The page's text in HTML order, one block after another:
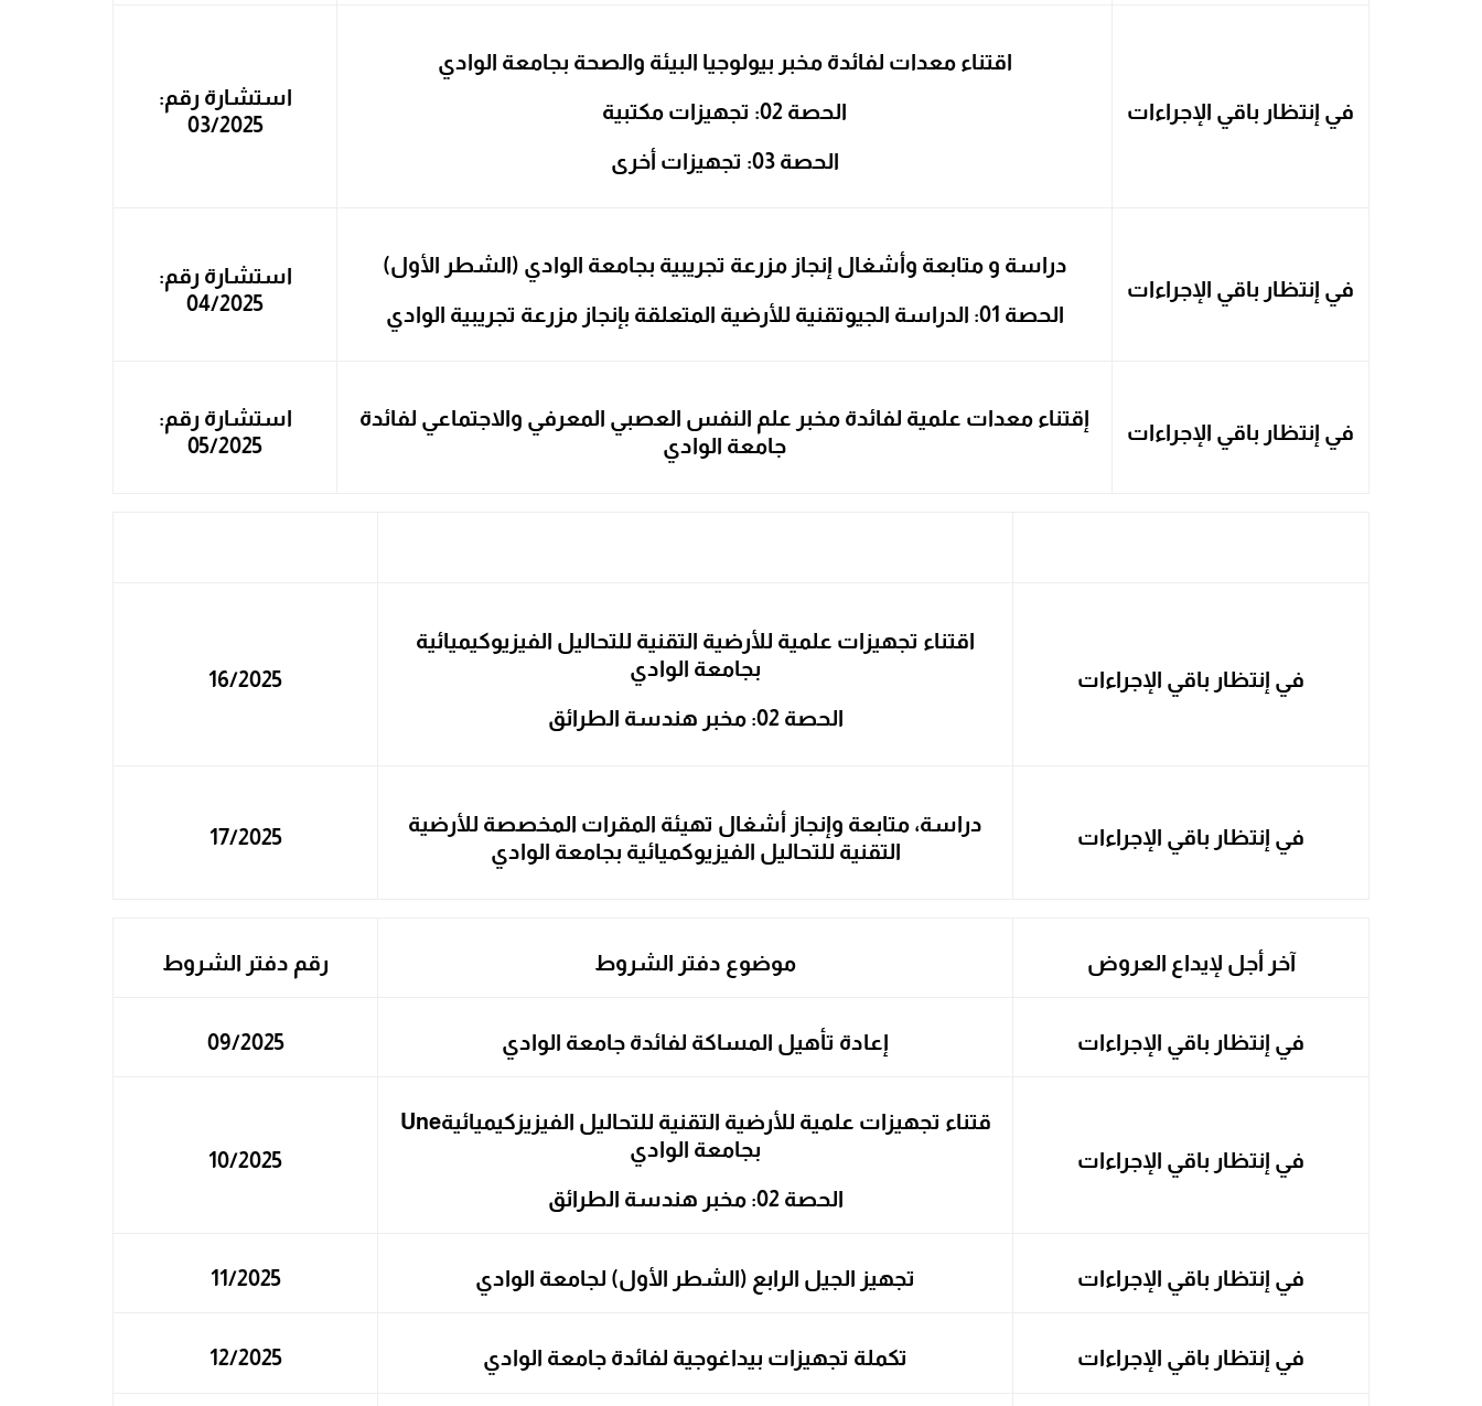
استشارة رقم:
03/2025
اقتناء معدات لفائدة مخبر بيولوجيا البيئة والصحة بجامعة الوادي
الحصة 02: تجهيزات مكتبية
الحصة 03: تجهيزات أخرى
في إنتظار باقي الإجراءات
استشارة رقم:
04/2025
دراسة و متابعة وأشغال إنجاز مزرعة تجريبية بجامعة الوادي (الشطر الأول)
الحصة 01: الدراسة الجيوتقنية للأرضية المتعلقة بإنجاز مزرعة تجريبية الوادي
في إنتظار باقي الإجراءات
استشارة رقم:
05/2025
إقتناء معدات علمية لفائدة مخبر علم النفس العصبي المعرفي والاجتماعي لفائدة
جامعة الوادي
في إنتظار باقي الإجراءات
16/2025
اقتناء تجهيزات علمية للأرضية التقنية للتحاليل الفيزيوكيميائية
بجامعة الوادي
الحصة 02: مخبر هندسة الطرائق
في إنتظار باقي الإجراءات
17/2025
دراسة، متابعة وإنجاز أشغال تهيئة المقرات المخصصة للأرضية
التقنية للتحاليل الفيزيوكميائية بجامعة الوادي
في إنتظار باقي الإجراءات
رقم دفتر الشروط موضوع دفتر الشروط آخر أجل لإيداع العروض
09/2025 إعادة تأهيل المساكة لفائدة جامعة الوادي في إنتظار باقي الإجراءات
10/2025
Uneقتناء تجهيزات علمية للأرضية التقنية للتحاليل الفيزيزكيميائية
بجامعة الوادي
الحصة 02: مخبر هندسة الطرائق
في إنتظار باقي الإجراءات
11/2025 تجهيز الجيل الرابع (الشطر الأول) لجامعة الوادي في إنتظار باقي الإجراءات
12/2025 تكملة تجهيزات بيداغوجية لفائدة جامعة الوادي في إنتظار باقي الإجراءات